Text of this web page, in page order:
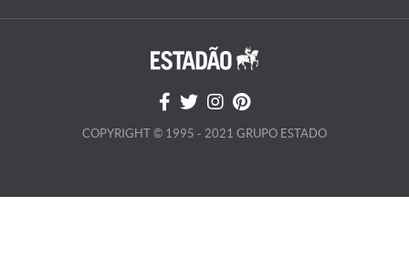
COPYRIGHT © 1995 - 2021 GRUPO ESTADO